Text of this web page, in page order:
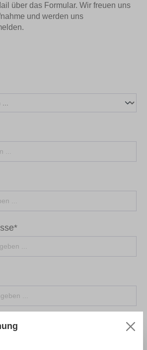
über das Formular. Wir freuen uns
und werden uns